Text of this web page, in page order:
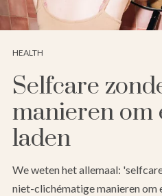
HEALTH
Selfcare
manieren om
laden
We weten het allemaal:
niet-clichématige manieren om